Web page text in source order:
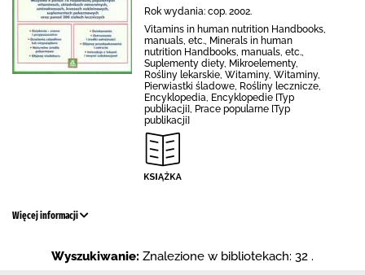
Rok wydania: cop. 2002.
Vitamins in human nutrition Handbooks,
manuals, etc., Minerals in human
nutrition Handbooks, manuals, etc.,
Suplementy diety, Mikroelementy,
Rośliny lekarskie, Witaminy, Witaminy,
Pierwiastki śladowe, Rośliny lecznicze,
Encyklopedia, Encyklopedie [Typ
publikacji], Prace popularne [Typ
publikacji]
Więcej informacji
Wyszukiwanie: Znalezione w bibliotekach: 32 .